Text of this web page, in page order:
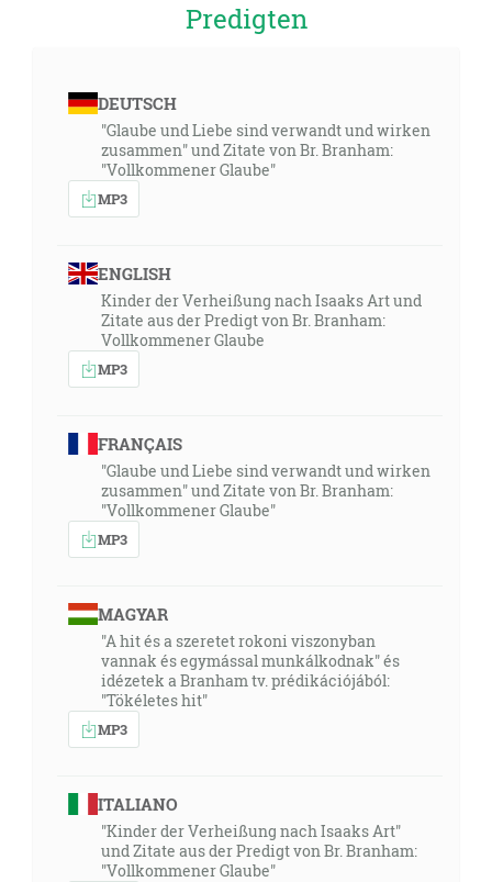
Predigten
DEUTSCH
"Glaube und Liebe sind verwandt und wirken
zusammen" und Zitate von Br. Branham:
"Vollkommener Glaube"
MP3
ENGLISH
Kinder der Verheißung nach Isaaks Art und
Zitate aus der Predigt von Br. Branham:
Vollkommener Glaube
MP3
FRANÇAIS
"Glaube und Liebe sind verwandt und wirken
zusammen" und Zitate von Br. Branham:
"Vollkommener Glaube"
MP3
MAGYAR
"A hit és a szeretet rokoni viszonyban
vannak és egymással munkálkodnak" és
idézetek a Branham tv. prédikációjából:
"Tökéletes hit"
MP3
ITALIANO
"Kinder der Verheißung nach Isaaks Art"
und Zitate aus der Predigt von Br. Branham:
"Vollkommener Glaube"